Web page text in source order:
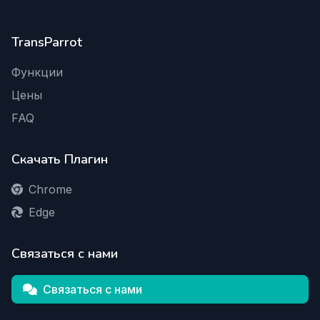
TransParrot
Функции
Цены
FAQ
Скачать Плагин
Chrome
Edge
Связаться с нами
Связаться с нами